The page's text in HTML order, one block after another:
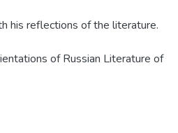
his reflections of the literature.
of Russian Literature of